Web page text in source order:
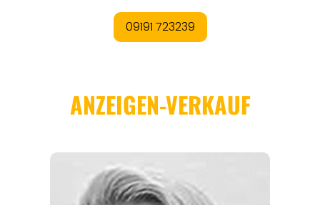
REISEMAGAZINE